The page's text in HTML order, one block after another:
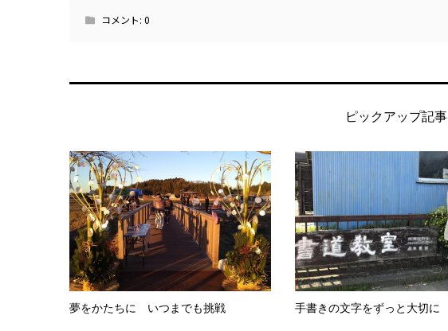
コメント: 0
ピックアップ記事
夢をかたちに いつまでも挑戦 手書きの文字をずっと大切に